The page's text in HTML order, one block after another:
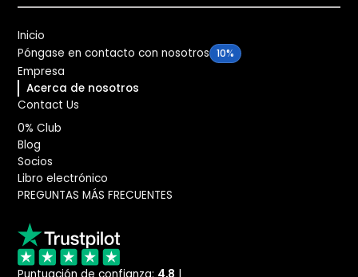
Inicio
Póngase en contacto con nosotros 10%
Empresa
Acerca de nosotros
Contact Us
0% Club
Blog
Socios
Libro electrónico
PREGUNTAS MÁS FRECUENTES
Puntuación de confianza: 4,8 |